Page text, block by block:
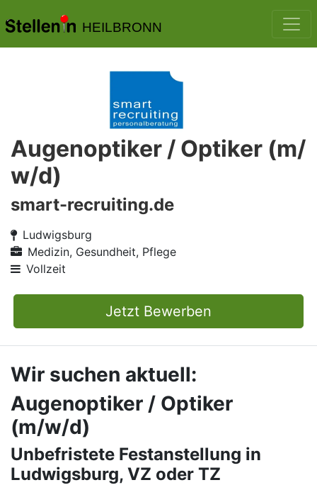
HEILBRONN
Augenoptiker / Optiker (m/
w/d)
smart-recruiting.de
Ludwigsburg
Medizin, Gesundheit, Pflege
Vollzeit
Jetzt Bewerben
Wir suchen aktuell:
Augenoptiker / Optiker
(m/w/d)
Unbefristete Festanstellung in
Ludwigsburg, VZ oder TZ